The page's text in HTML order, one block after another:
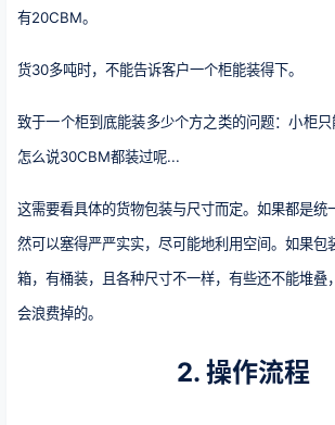
有20CBM。
货30多吨时，不能告诉客户一个柜能装得下。
致于一个柜到底能装多少个方之类的问题：小柜
怎么说30CBM都装过呢...
这需要看具体的货物包装与尺寸而定。如果都是统
然可以塞得严严实实，尽可能地利用空间。如果包
箱，有桶装，且各种尺寸不一样，有些还不能堆叠
会浪费掉的。
2. 操作流程